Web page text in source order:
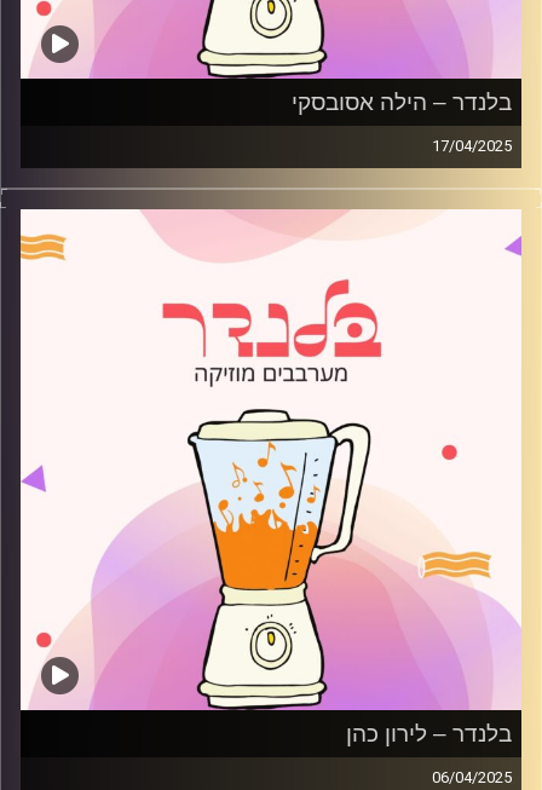
בלנדר – הילה אסובסקי
17/04/2025
מוזיקה רגועה לפתוח איתה את הבוקר בהגשת הילה אסובסקי
קרדיט תמונות:
AudioVersity
בלנדר – לירון כהן
06/04/2025